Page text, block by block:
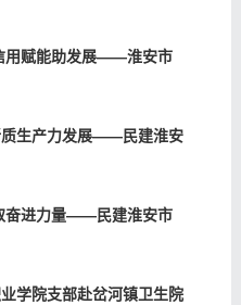
用赋能助发展——淮安市
质生产力发展——民建淮安
奋进力量——民建淮安市
学院支部赴岔河镇卫生院